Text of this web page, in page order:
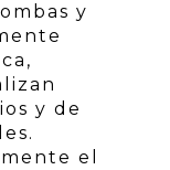
y
y de
el